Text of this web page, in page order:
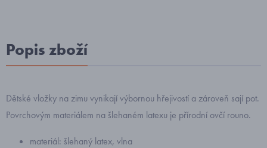
Popis zboží
Dětské vložky na zimu vynikají výbornou hřejivostí a zároveň sají pot.
Povrchovým materiálem na šlehaném latexu je přírodní ovčí rouno.
materiál: šlehaný latex, vlna